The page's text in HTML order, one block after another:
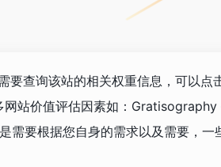
要查询该站的相关权重信息，可以点
站价值评估因素如：
需要根据您自身的需求以及需要，